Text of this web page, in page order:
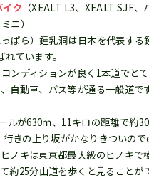
ク （XEALT L3、XEALT SJF、
ニ）
ぱら）鍾乳洞は日本を代表する
ています。
ンディションが良く1本道でと
自動車、バス等が通る一般道で
ルが630ｍ、11キロの距離で約
きの上り坂がかなりきついの
ノキは東京都最大級のヒノキで
約25分山道を歩くと見ることが